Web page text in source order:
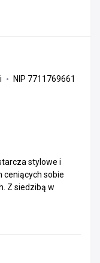
NIP 7711769661
stylowe i
sobie
Z siedzibą w